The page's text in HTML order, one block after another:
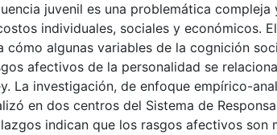
juvenil es una problemática
individuales, sociales y económicos.
cómo algunas variables de la cognición
afectivos de la personalidad se
La investigación, de enfoque empírico-
en dos centros del Sistema de
indican que los rasgos afectivos son